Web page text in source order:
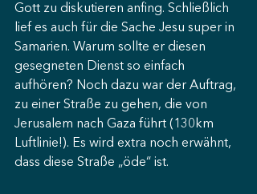
Gott zu diskutieren anfing. Schließlich
lief es auch für die Sache Jesu super in
Samarien. Warum sollte er diesen
gesegneten Dienst so einfach
aufhören? Noch dazu war der Auftrag,
zu einer Straße zu gehen, die von
Jerusalem nach Gaza führt (130km
Luftlinie!). Es wird extra noch erwähnt,
dass diese Straße „öde“ ist.